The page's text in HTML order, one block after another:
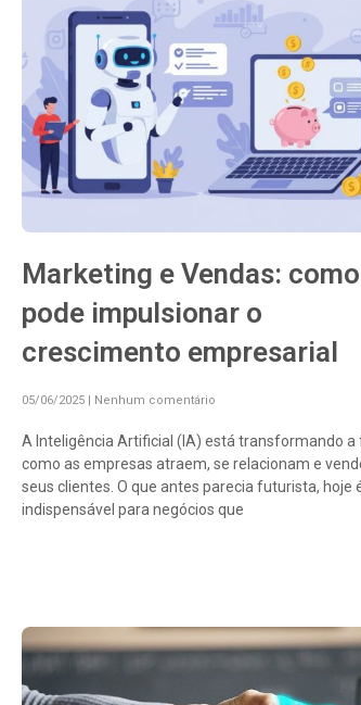
Marketing e Vendas:
pode impulsionar o
crescimento empresarial
05/06/2025 Nenhum comentário
A Inteligência Artificial (IA) está transformando a
como as empresas atraem, se relacionam e
seus clientes. O que antes parecia futurista, hoje
indispensável para negócios que